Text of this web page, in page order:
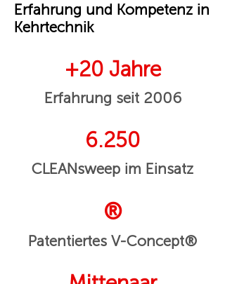
Erfahrung und Kompetenz in
Kehrtechnik
+20 Jahre
Erfahrung seit 2006
6.250
CLEANsweep im Einsatz
®
Patentiertes V-Concept®